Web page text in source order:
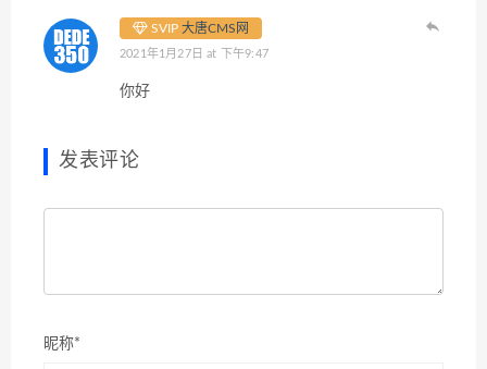
SVIP 大唐CMS网
2021年1月27日 at 下午9:47
你好
发表评论
昵称*